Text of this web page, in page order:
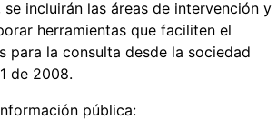
incluirán las áreas de intervención y
herramientas que faciliten el
para la consulta desde la sociedad
de 2008.
pública: